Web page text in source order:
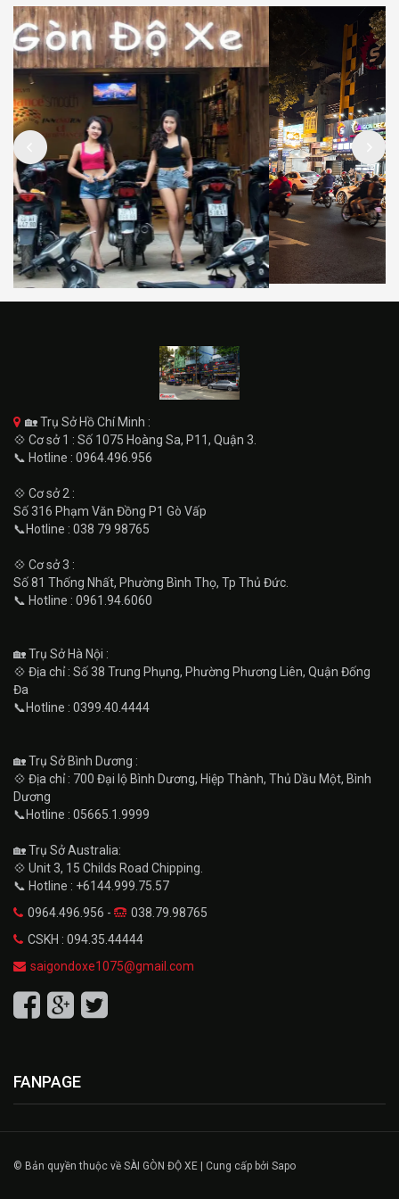
🏡 Trụ Sở Hồ Chí Minh :
💠 Cơ sở 1 : Số 1075 Hoàng Sa, P11, Quận 3.
📞 Hotline : 0964.496.956
💠 Cơ sở 2 :
Số 316 Phạm Văn Đồng P1 Gò Vấp
📞Hotline : 038 79 98765
💠 Cơ sở 3 :
Số 81 Thống Nhất, Phường Bình Thọ, Tp Thủ Đức.
📞 Hotline : 0961.94.6060
🏡 Trụ Sở Hà Nội :
💠 Địa chỉ : Số 38 Trung Phụng, Phường Phương Liên, Quận Đống
Đa
📞Hotline : 0399.40.4444
🏡 Trụ Sở Bình Dương :
💠 Địa chỉ : 700 Đại lộ Bình Dương, Hiệp Thành, Thủ Dầu Một, Bình
Dương
📞Hotline : 05665.1.9999
🏡 Trụ Sở Australia:
💠 Unit 3, 15 Childs Road Chipping.
📞 Hotline : +6144.999.75.57
0964.496.956 -
038.79.98765
CSKH : 094.35.44444
saigondoxe1075@gmail.com
FANPAGE
© Bản quyền thuộc về SÀI GÒN ĐỘ XE | Cung cấp bởi Sapo